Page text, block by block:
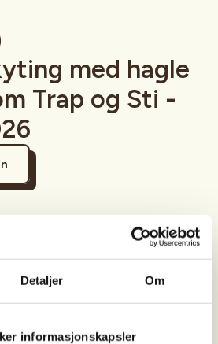
Detaljer Om
informasjonskapsler
med hagle
Trap og Sti -